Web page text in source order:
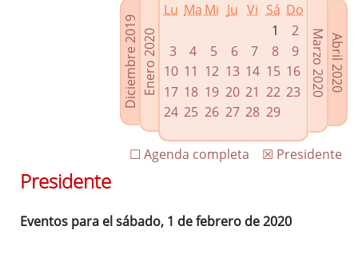
Enlaces relacionados
Agenda de Presidencia
Plenos provinciales y Juntas de gobierno
Oficina de Proyectos Europeos
Diciembre 2019Enero 2020
Lu Ma Mi Ju Vi Sá Do
1
2
3
4 5 6 7 8
9
10 11 12 13 14 15 16
17 18 19 20 21 22 23
24 25 26 27 28 29
Abril 2020
Marzo 2020
☒ Presidente
☐ Agenda completa
Presidente
Eventos para el sábado, 1 de febrero de 2020